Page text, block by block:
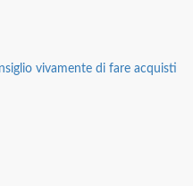
vivamente di fare acquisti